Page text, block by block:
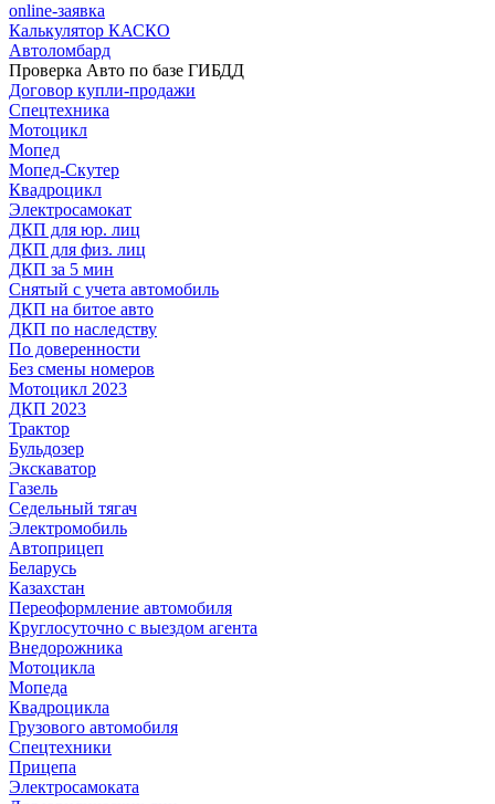
online-заявка
Калькулятор КАСКО
Автоломбард
Проверка Авто по базе ГИБДД
Договор купли-продажи
Спецтехника
Мотоцикл
Мопед
Мопед-Скутер
Квадроцикл
Электросамокат
ДКП для юр. лиц
ДКП для физ. лиц
ДКП за 5 мин
Снятый с учета автомобиль
ДКП на битое авто
ДКП по наследству
По доверенности
Без смены номеров
Мотоцикл 2023
ДКП 2023
Трактор
Бульдозер
Экскаватор
Газель
Седельный тягач
Электромобиль
Автоприцеп
Беларусь
Казахстан
Переоформление автомобиля
Круглосуточно с выездом агента
Внедорожника
Мотоцикла
Мопеда
Квадроцикла
Грузового автомобиля
Спецтехники
Прицепа
Электросамоката